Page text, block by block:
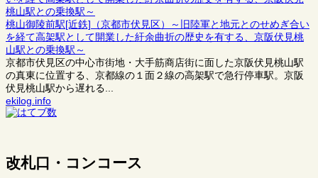
桃山御陵前駅[近鉄]（京都市伏見区）～旧陸軍と地元とのせめぎ合い
を経て高架駅として開業した紆余曲折の歴史を有する、京阪伏見桃
山駅との乗換駅～
京都市伏見区の中心市街地・大手筋商店街に面した京阪伏見桃山駅
の真東に位置する、京都線の１面２線の高架駅で急行停車駅。京阪
伏見桃山駅から遅れる...
ekilog.info
改札口・コンコース